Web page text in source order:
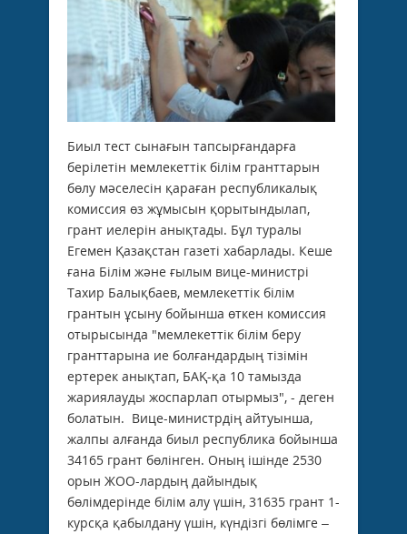
Биыл тест сынағын тапсырғандарға
берілетін мемлекеттік білім гранттарын
бөлу мәселесін қа­ра­ған республикалық
комис­сия өз жұмысын қоры­тын­дылап,
грант иелерін анықтады. Бұл туралы
Егемен Қазақстан газеті хабарлады. Кеше
ғана Білім және ғылым вице-министрі
Тахир Балықбаев, мемлекеттік білім
грантын ұсыну бойынша өткен комиссия
отырысында "мемлекеттік білім беру
гранттарына ие болғандардың тізімін
ертерек анықтап, БАҚ-қа 10 тамызда
жариялауды жоспарлап отырмыз", - деген
болатын. Вице-министрдің айтуынша,
жалпы алғанда биыл республика бойынша
34165 грант бөлінген. Оның ішінде 2530
орын ЖОО-лардың дайындық
бөлімдерінде білім алу үшін, 31635 грант 1-
курсқа қабылдану үшін, күндізгі бөлімге –